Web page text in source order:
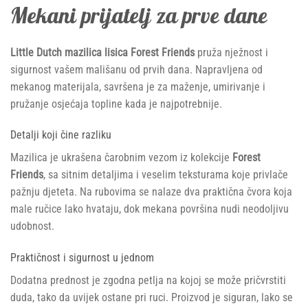
Mekani prijatelj za prve dane
Little Dutch mazilica lisica Forest Friends pruža nježnost i
sigurnost vašem mališanu od prvih dana. Napravljena od
mekanog materijala, savršena je za maženje, umirivanje i
pružanje osjećaja topline kada je najpotrebnije.
Detalji koji čine razliku
Mazilica je ukrašena čarobnim vezom iz kolekcije Forest
Friends, sa sitnim detaljima i veselim teksturama koje privlače
pažnju djeteta. Na rubovima se nalaze dva praktična čvora koja
male ručice lako hvataju, dok mekana površina nudi neodoljivu
udobnost.
Praktičnost i sigurnost u jednom
Dodatna prednost je zgodna petlja na kojoj se može pričvrstiti
duda, tako da uvijek ostane pri ruci. Proizvod je siguran, lako se